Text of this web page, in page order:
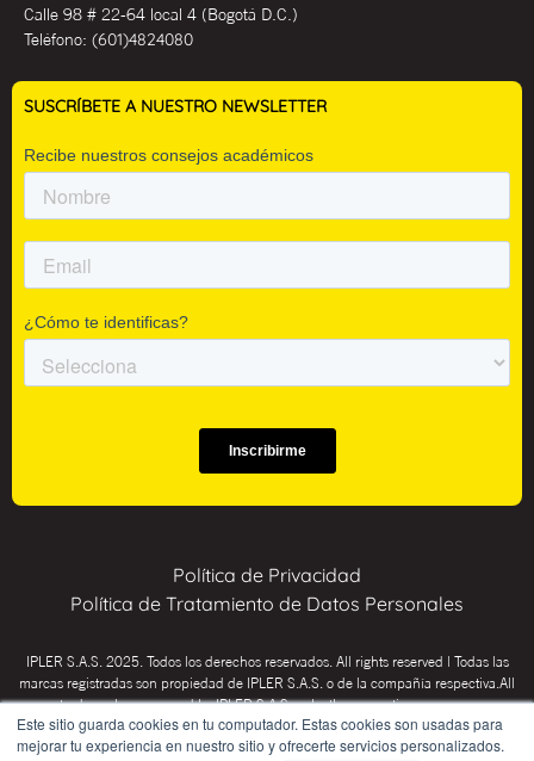
Este sitio guarda cookies en tu computador. Estas cookies son usadas para
mejorar tu experiencia en nuestro sitio y ofrecerte servicios personalizados.
Calle 98 # 22-64 local 4 (Bogotá D.C.)
Teléfono: (601)4824080
SUSCRÍBETE A NUESTRO NEWSLETTER
Política de Privacidad
Política de Tratamiento de Datos Personales
IPLER S.A.S. 2025. Todos los derechos reservados. All rights reserved | Todas las
marcas registradas son propiedad de IPLER S.A.S. o de la compañía respectiva.All
trademarks are owned by IPLER S.A.S. or by the respective company.
INSTITUTO PSICOTÉCNICO IPLER: Educación para el trabajo y el desarrollo